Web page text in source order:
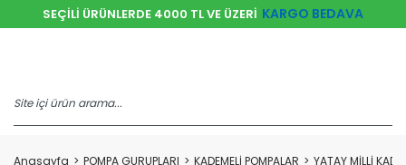
SEÇİLİ ÜRÜNLERDE 4000 TL VE ÜZERİ KARGO BEDAVA
Anasayfa POMPA GURUPLARI KADEMELİ POMPALAR YATAY MİLLİ